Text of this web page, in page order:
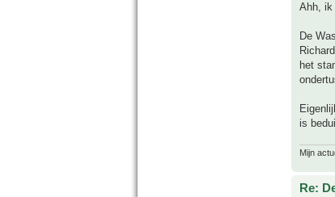
Ahh, ik
De
het
is
Mijn
Re: